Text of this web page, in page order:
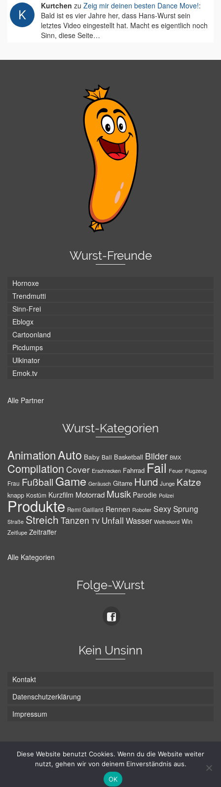
Kurtchen zu Zeig mir deinen besten Dance Move!:
Bald ist es vier Jahre her, dass Hans-Wurst sein
letztes Video eingestellt hat. Macht es eigentlich noch
Sinn, diese Seite…
Wurst-Freunde
Hornoxe
Trendmutti
Sinn-Frei
Eblogx
Cartoonland
Picdumps
Ulkinator
Emok.tv
Alle Partner
Wurst-Kategorien
AnimationAuto Baby Ball Basketball Bilder BMX
Compilation Cover Erschrecken Fahrrad Fail Feuer Flugzeug
Frau Fußball Game Geräusch Gitarre Hund Junge Katze
knapp Kostüm Kurzfilm Motorrad Musik Parodie Polizei
Produkte Remi Gaillard Rennen Roboter SexySprung
Straße Streich Tanzen TV Unfall Wasser Weltrekord Win
Zeitlupe Zeitraffer
Alle Kategorien
Folge-Wurst
Kein Unsinn
Kontakt
Datenschutzerklärung
Impressum
© Hans-Wurst.net - Gute Laune seit 2005
Diese Website benutzt Cookies. Wenn du die Website weiter
nutzt, gehen wir von deinem Einverständnis aus.
OK